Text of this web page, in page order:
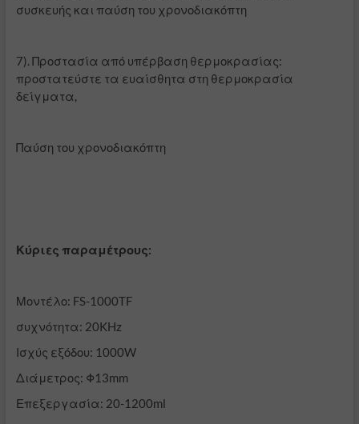
συσκευής και παύση του χρονοδιακόπτη
7). Προστασία από υπέρβαση θερμοκρασίας:
προστατεύστε τα ευαίσθητα στη θερμοκρασία
δείγματα,
Παύση του χρονοδιακόπτη
Κύριες παραμέτρους:
Μοντέλο: FS-1000TF
συχνότητα: 20KHz
Ισχύς εξόδου: 1000W
Διάμετρος: Φ13mm
Επεξεργασία: 20-1200ml